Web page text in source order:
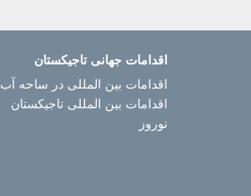
اقدامات جهانی تاجیکستان
اقدامات بین المللی در ساحه آب
اقدامات بین المللی تاجیکستان
نوروز